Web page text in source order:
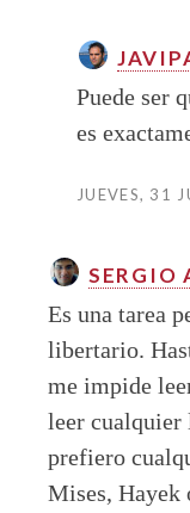
Puede ser
es
JUEVES, 31
SERGIO
Es una tarea
libertario.
me impide
leer cualquier
prefiero
Mises, Hayek